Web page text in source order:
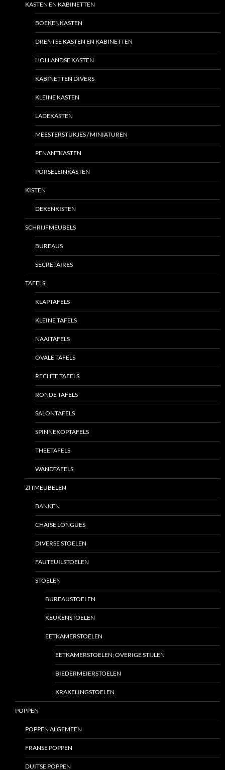
KASTEN EN KABINETTEN
BOEKENKASTEN
DRENTSE KASTEN EN KABINETTEN
HOLLANDSE KASTEN
KABINETTEN DIVERS
KLEINE KASTEN
LADEKASTEN
MEESTERSTUKJES / MINIATUREN
PENANTKASTEN
PORSELEINKASTEN
KISTEN
DEKENKISTEN
SCHRIJFMEUBELS
BUREAUS
SECRETAIRES
TAFELS
KLAPTAFELS
KLEINE TAFELS
NAAITAFELS
OVALE TAFELS
RECHTE TAFELS
RONDE TAFELS
SALONTAFELS
SPINNEKOPTAFELS
THEETAFELS
WANDTAFELS
ZITMEUBELEN
BANKEN
CHAISE LONGUES
DIVERSE STOELEN
FAUTEUILSTOELEN
STOELEN
BUREAUSTOELEN
KEUKENSTOELEN
EETKAMERSTOELEN
EETKAMERSTOELEN; OVERIGE STIJLEN
BIEDERMEIERSTOELEN
KRAKELINGSTOELEN
POPPEN
POPPEN ALGEMEEN
FRANSE POPPEN
DUITSE POPPEN